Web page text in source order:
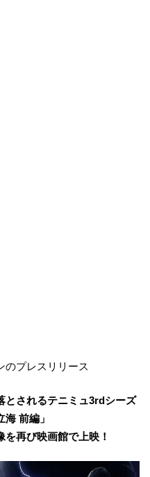
のプレスリリース
とされるテニミュ3rdシーズ
前編」
再び映画館で上映！